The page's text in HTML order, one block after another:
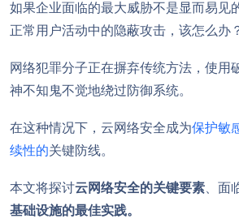
如果企业面临的最大威胁不是显而易见
正常用户活动中的隐蔽攻击，该怎么办
网络犯罪分子正在摒弃传统方法，使用
神不知鬼不觉地绕过防御系统。
在这种情况下，云网络安全成为保护敏
续性的关键防线。
本文将探讨云网络安全的关键要素、面
基础设施的最佳实践。